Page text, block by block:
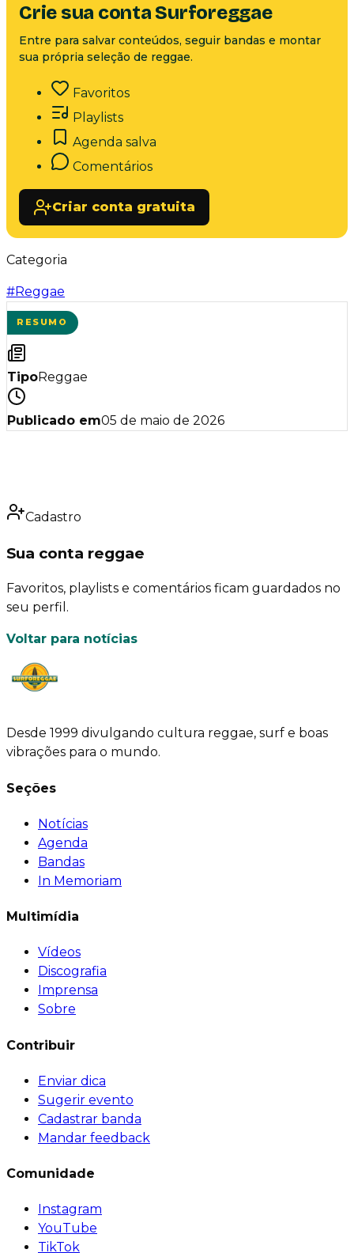
Crie sua conta Surforeggae
Entre para salvar conteúdos, seguir bandas e montar
sua própria seleção de reggae.
Favoritos
Playlists
Agenda salva
Comentários
Criar conta gratuita
Categoria
#Reggae
RESUMO
TipoReggae
Publicado em05 de maio de 2026
Cadastro
Sua conta reggae
Favoritos, playlists e comentários ficam guardados no
seu perfil.
Voltar para notícias
Desde 1999 divulgando cultura reggae, surf e boas
vibrações para o mundo.
Seções
Notícias
Agenda
Bandas
In Memoriam
Multimídia
Vídeos
Discografia
Imprensa
Sobre
Contribuir
Enviar dica
Sugerir evento
Cadastrar banda
Mandar feedback
Comunidade
Instagram
YouTube
TikTok